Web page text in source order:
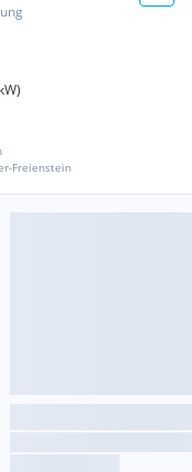
Freienstein